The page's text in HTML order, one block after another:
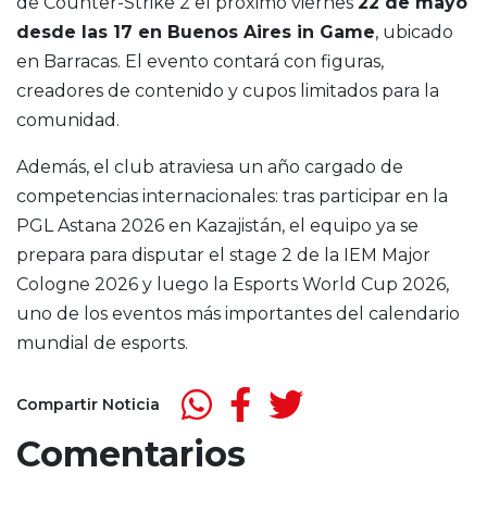
desde las 17 en Buenos Aires in Game, ubicado
en Barracas. El evento contará con figuras,
creadores de contenido y cupos limitados para la
comunidad.
Además, el club atraviesa un año cargado de
competencias internacionales: tras participar en la
PGL Astana 2026 en Kazajistán, el equipo ya se
prepara para disputar el stage 2 de la IEM Major
Cologne 2026 y luego la Esports World Cup 2026,
uno de los eventos más importantes del calendario
mundial de esports.
Compartir Noticia
Comentarios